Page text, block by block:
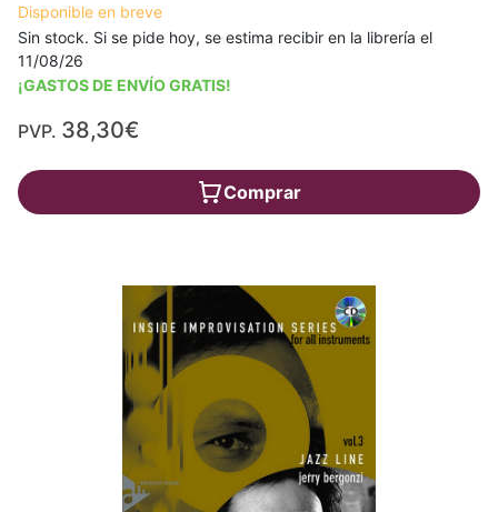
Disponible en breve
Sin stock. Si se pide hoy, se estima recibir en la librería el
11/08/26
¡GASTOS DE ENVÍO GRATIS!
PVP. 38,30€
Comprar